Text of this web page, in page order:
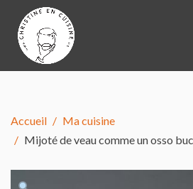
Accueil
Ma cuisine
Mijoté de veau comme un osso